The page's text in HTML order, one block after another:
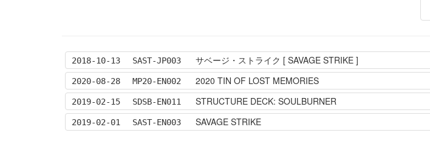
2018-10-13 SAST-JP003 サベージ・ストライク [ SAVAGE STRIKE ]
2020-08-28 MP20-EN002 2020 TIN OF LOST MEMORIES
2019-02-15 SDSB-EN011 STRUCTURE DECK: SOULBURNER
2019-02-01 SAST-EN003 SAVAGE STRIKE